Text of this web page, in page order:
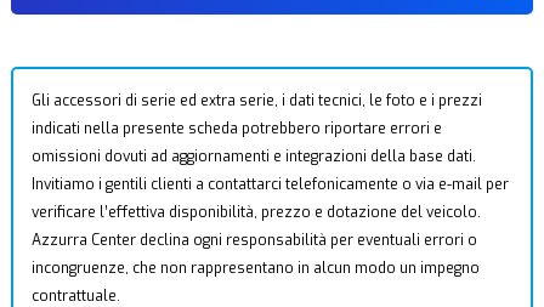
Gli accessori di serie ed extra serie, i dati tecnici, le foto e i prezzi
indicati nella presente scheda potrebbero riportare errori e
omissioni dovuti ad aggiornamenti e integrazioni della base dati.
Invitiamo i gentili clienti a contattarci telefonicamente o via e-mail per
verificare l’effettiva disponibilità, prezzo e dotazione del veicolo.
Azzurra Center declina ogni responsabilità per eventuali errori o
incongruenze, che non rappresentano in alcun modo un impegno
contrattuale.